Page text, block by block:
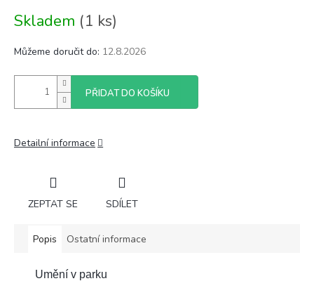
cena:
Skladem (1 ks)
Můžeme doručit do: 12.8.2026
PŘIDAT DO KOŠÍKU
Detailní informace
ZEPTAT SE SDÍLET
Popis Ostatní informace
Umění v parku